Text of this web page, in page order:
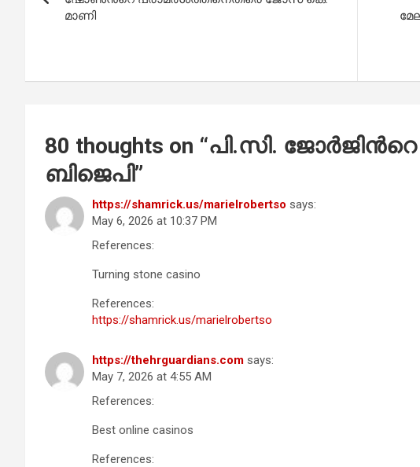
k
മാണി
80 thoughts on “പി.സി. ജോർജിന്‍റെ
ബിജെപി”
https://shamrick.us/marielrobertso says:
May 6, 2026 at 10:37 PM
References:
Turning stone casino
References:
https://shamrick.us/marielrobertso
https://thehrguardians.com says:
May 7, 2026 at 4:55 AM
References:
Best online casinos
References: